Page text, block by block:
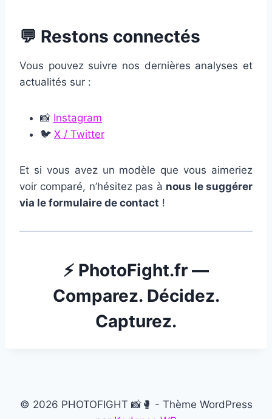
💬 Restons connectés
Vous pouvez suivre nos dernières analyses et
actualités sur :
📸 Instagram
🐦 X / Twitter
Et si vous avez un modèle que vous aimeriez
voir comparé, n’hésitez pas à nous le suggérer
via le formulaire de contact !
⚡ PhotoFight.fr —
Comparez. Décidez.
Capturez.
© 2026 PHOTOFIGHT 📸🥊 - Thème WordPress